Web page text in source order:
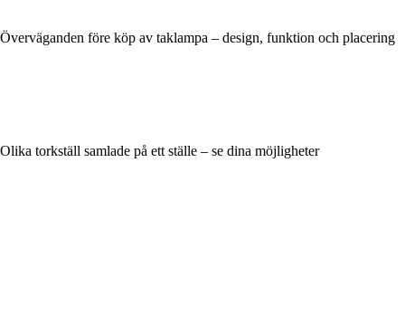
Överväganden före köp av taklampa – design, funktion och placering
Olika torkställ samlade på ett ställe – se dina möjligheter